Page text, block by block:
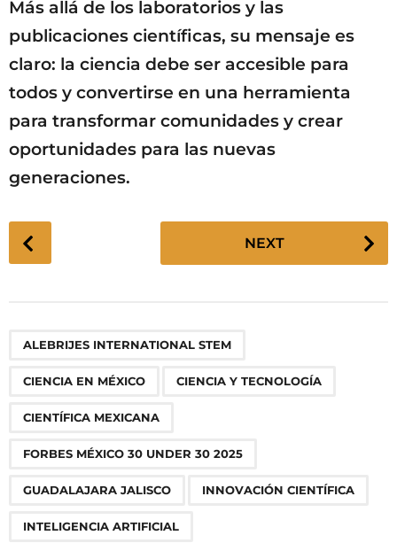
Más allá de los laboratorios y las
publicaciones científicas, su mensaje es
claro: la ciencia debe ser accesible para
todos y convertirse en una herramienta
para transformar comunidades y crear
oportunidades para las nuevas
generaciones.
P
o
g
n
NEXT
ALEBRIJES INTERNATIONAL STEM
CIENCIA EN MÉXICO CIENCIA Y TECNOLOGÍA
CIENTÍFICA MEXICANA
FORBES MÉXICO 30 UNDER 30 2025
GUADALAJARA JALISCO INNOVACIÓN CIENTÍFICA
INTELIGENCIA ARTIFICIAL